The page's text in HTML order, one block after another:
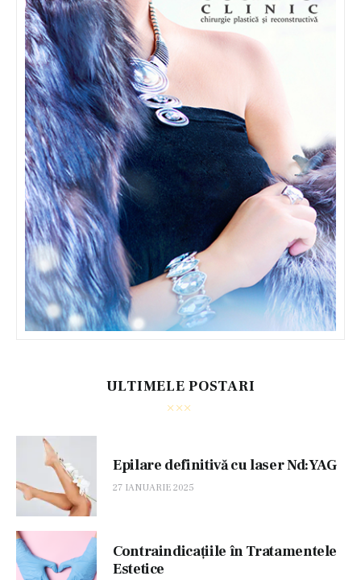
ULTIMELE POSTARI
Epilare definitivă cu laser Nd:YAG
27 IANUARIE 2025
Contraindicațiile în Tratamentele
Estetice